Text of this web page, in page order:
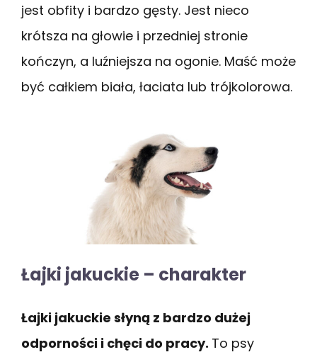
jest obfity i bardzo gęsty. Jest nieco
krótsza na głowie i przedniej stronie
kończyn, a luźniejsza na ogonie. Maść może
być całkiem biała, łaciata lub trójkolorowa.
Łajki jakuckie – charakter
Łajki jakuckie słyną z bardzo dużej
odporności i chęci do pracy. To psy